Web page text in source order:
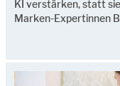
KI verstärken, statt
Marken-Expertinnen